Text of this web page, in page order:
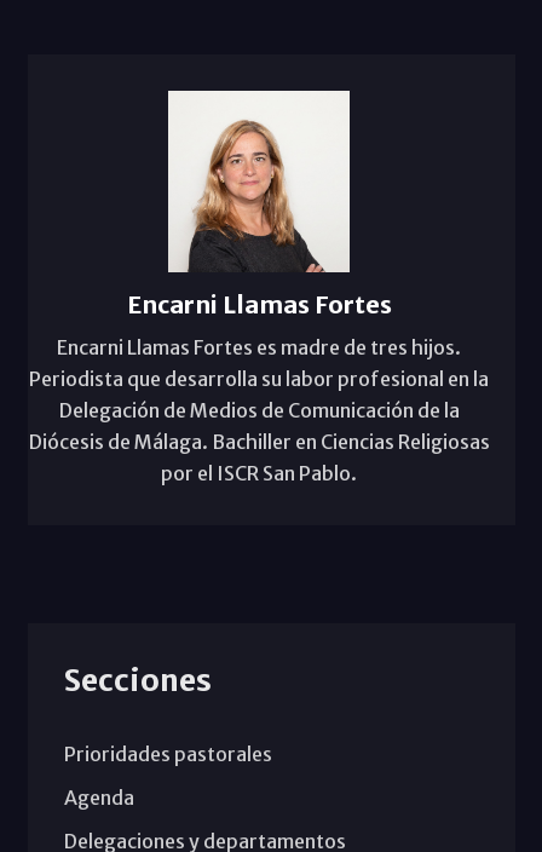
Encarni Llamas Fortes
Encarni Llamas Fortes es madre de tres hijos.
Periodista que desarrolla su labor profesional en la
Delegación de Medios de Comunicación de la
Diócesis de Málaga. Bachiller en Ciencias Religiosas
por el ISCR San Pablo.
Secciones
Prioridades pastorales
Agenda
Delegaciones y departamentos